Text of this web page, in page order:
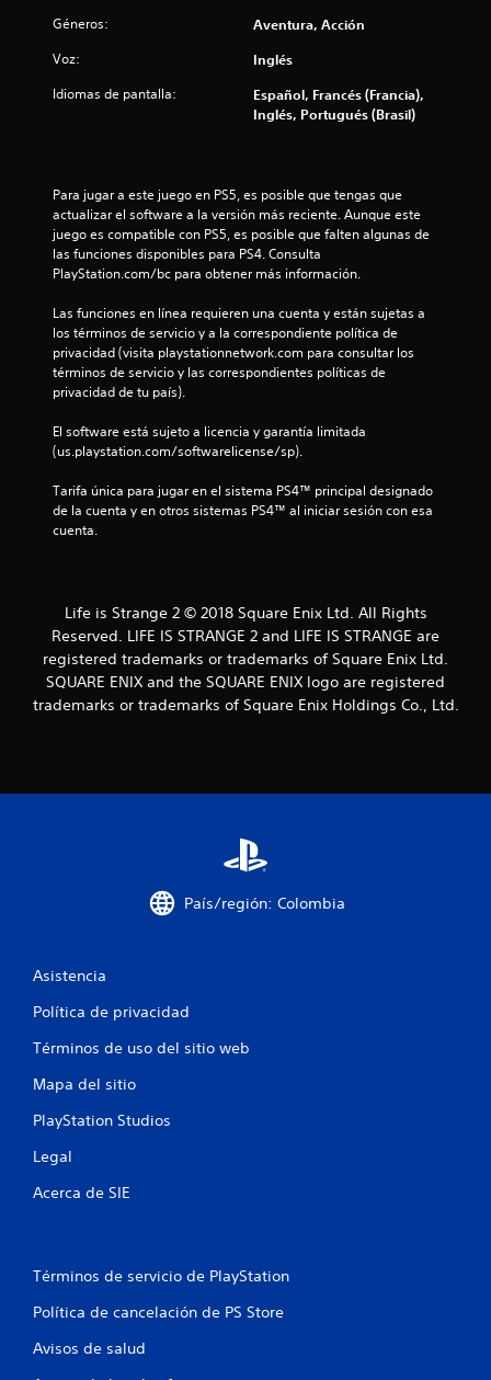
s
e
c
n
c
t
l
l
a
e
Géneros: Aventura, Acción
Voz: Inglés
Idiomas de pantalla:
Español, Francés (Francia),
Inglés, Portugués (Brasil)
Para jugar a este juego en PS5, es posible que tengas que
actualizar el software a la versión más reciente. Aunque este
juego es compatible con PS5, es posible que falten algunas de
las funciones disponibles para PS4. Consulta
PlayStation.com/bc para obtener más información.
Las funciones en línea requieren una cuenta y están sujetas a
los términos de servicio y a la correspondiente política de
privacidad (visita playstationnetwork.com para consultar los
términos de servicio y las correspondientes políticas de
privacidad de tu país).
El software está sujeto a licencia y garantía limitada
(us.playstation.com/softwarelicense/sp).
Tarifa única para jugar en el sistema PS4™ principal designado
de la cuenta y en otros sistemas PS4™ al iniciar sesión con esa
cuenta.
Life is Strange 2 © 2018 Square Enix Ltd. All Rights
Reserved. LIFE IS STRANGE 2 and LIFE IS STRANGE are
registered trademarks or trademarks of Square Enix Ltd.
SQUARE ENIX and the SQUARE ENIX logo are registered
trademarks or trademarks of Square Enix Holdings Co., Ltd.
País/región: Colombia
Asistencia
Política de privacidad
Términos de uso del sitio web
Mapa del sitio
PlayStation Studios
Legal
Acerca de SIE
Términos de servicio de PlayStation
Política de cancelación de PS Store
Avisos de salud